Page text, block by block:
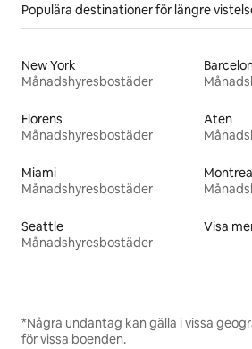
Populära destinationer för längre
New York
Månadshyresbostäder
Florens
Månadshyresbostäder
Aten
Miami
Månadshyresbostäder
Seattle
Månadshyresbostäder
Visa
*Några undantag kan gälla i vissa
för vissa boenden.